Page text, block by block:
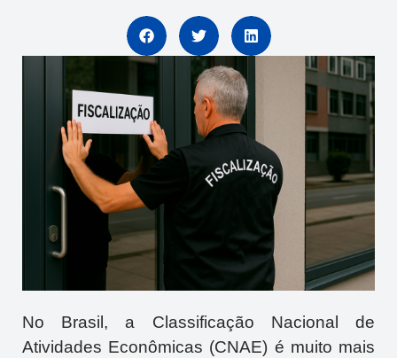
No Brasil, a Classificação Nacional de
Atividades Econômicas (CNAE) é muito mais